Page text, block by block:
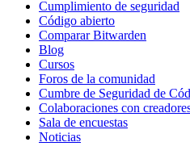
Cumplimiento de seguridad
Código abierto
Comparar Bitwarden
Blog
Cursos
Foros de la comunidad
Cumbre de Seguridad de
Colaboraciones con
Sala de encuestas
Noticias